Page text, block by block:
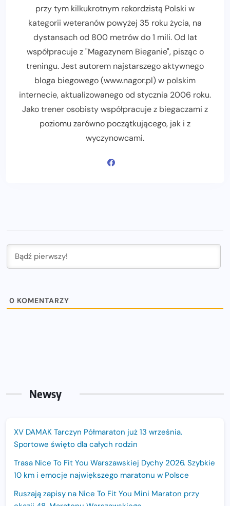
przy tym kilkukrotnym rekordzistą Polski w
kategorii weteranów powyżej 35 roku życia, na
dystansach od 800 metrów do 1 mili. Od lat
współpracuje z "Magazynem Bieganie", pisząc o
treningu. Jest autorem najstarszego aktywnego
bloga biegowego (www.nagor.pl) w polskim
internecie, aktualizowanego od stycznia 2006 roku.
Jako trener osobisty współpracuje z biegaczami z
poziomu zarówno początkującego, jak i z
wyczynowcami.
0 KOMENTARZY
Newsy
XV DAMAK Tarczyn Półmaraton już 13 września.
Sportowe święto dla całych rodzin
Trasa Nice To Fit You Warszawskiej Dychy 2026. Szybkie
10 km i emocje największego maratonu w Polsce
Ruszają zapisy na Nice To Fit You Mini Maraton przy